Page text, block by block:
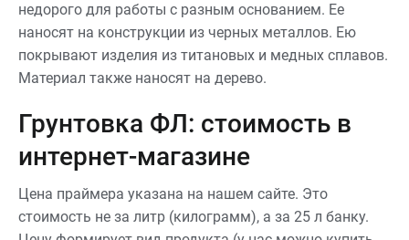
недорого для работы с разным основанием. Ее
наносят на конструкции из черных металлов. Ею
покрывают изделия из титановых и медных сплавов.
Материал также наносят на дерево.
Грунтовка ФЛ: стоимость в
интернет-магазине
Цена праймера указана на нашем сайте. Это
стоимость не за литр (килограмм), а за 25 л банку.